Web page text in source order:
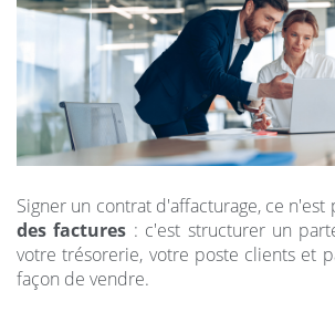
Signer un contrat d'affacturage, ce n'est
des factures : c'est structurer un
votre trésorerie, votre poste clients et
façon de vendre.